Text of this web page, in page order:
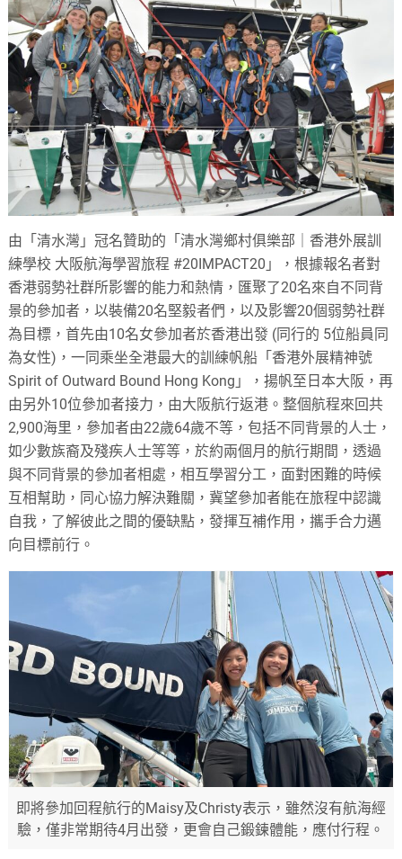
由「清水灣」冠名贊助的「清水灣鄉村俱樂部｜香港外展訓
練學校 大阪航海學習旅程 #20IMPACT20」，根據報名者對
香港弱勢社群所影響的能力和熱情，匯聚了20名來自不同背
景的參加者，以裝備20名堅毅者們，以及影響20個弱勢社群
為目標，首先由10名女參加者於香港出發 (同行的 5位船員同
為女性)，一同乘坐全港最大的訓練帆船「香港外展精神號
Spirit of Outward Bound Hong Kong」，揚帆至日本大阪，再
由另外10位參加者接力，由大阪航行返港。整個航程來回共
2,900海里，參加者由22歲64歲不等，包括不同背景的人士，
如少數族裔及殘疾人士等等，於約兩個月的航行期間，透過
與不同背景的參加者相處，相互學習分工，面對困難的時候
互相幫助，同心協力解決難關，冀望參加者能在旅程中認識
自我，了解彼此之間的優缺點，發揮互補作用，攜手合力邁
向目標前行。
即將參加回程航行的Maisy及Christy表示，雖然沒有航海經
驗，僅非常期待4月出發，更會自己鍛鍊體能，應付行程。